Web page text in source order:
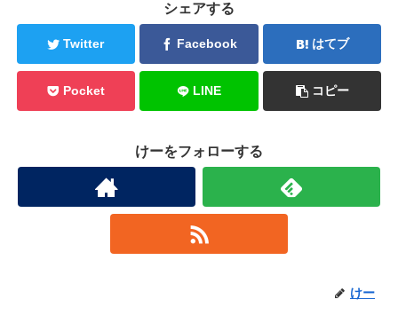
シェアする
Twitter Facebook はてブ
Pocket LINE コピー
けーをフォローする
けー